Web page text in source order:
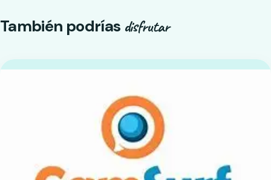
También podrías disfrutar